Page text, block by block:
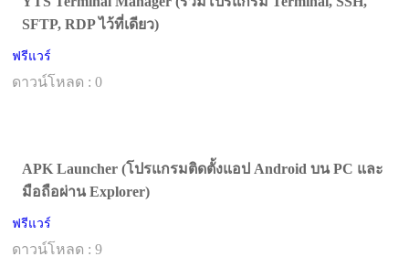
SFTP, RDP ไว้ที่เดียว)
ฟรีแวร์
ดาวน์โหลด : 0
APK Launcher (โปรแกรมติดตั้งแอป Android บน PC และ
มือถือผ่าน Explorer)
ฟรีแวร์
ดาวน์โหลด : 9